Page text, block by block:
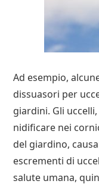
Ad esempio,
dissuasori per
giardini. Gli
nidificare nei
del giardino,
escrementi di
salute umana,